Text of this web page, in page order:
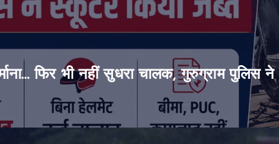
फिर भी नहीं सुधरा चालक, गुरुग्राम पुलिस